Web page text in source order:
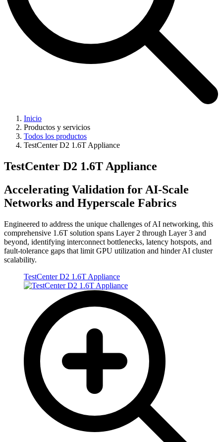
Inicio
Productos y servicios
Todos los productos
TestCenter D2 1.6T Appliance
TestCenter D2 1.6T Appliance
Accelerating Validation for AI-Scale
Networks and Hyperscale Fabrics
Engineered to address the unique challenges of AI networking, this
comprehensive 1.6T solution spans Layer 2 through Layer 3 and
beyond, identifying interconnect bottlenecks, latency hotspots, and
fault-tolerance gaps that limit GPU utilization and hinder AI cluster
scalability.
TestCenter D2 1.6T Appliance